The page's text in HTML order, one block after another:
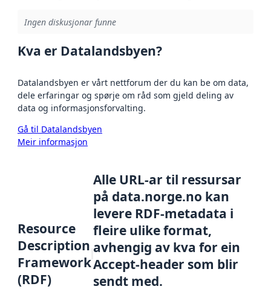
Ingen diskusjonar funne
Kva er Datalandsbyen?
Datalandsbyen er vårt nettforum der du kan be om data,
dele erfaringar og spørje om råd som gjeld deling av
data og informasjonsforvalting.
Gå til Datalandsbyen
Meir informasjon
Resource
Description
Framework
(RDF)
Alle URL-ar til ressursar
på data.norge.no kan
levere RDF-metadata i
fleire ulike format,
avhengig av kva for ein
Accept-header som blir
sendt med.